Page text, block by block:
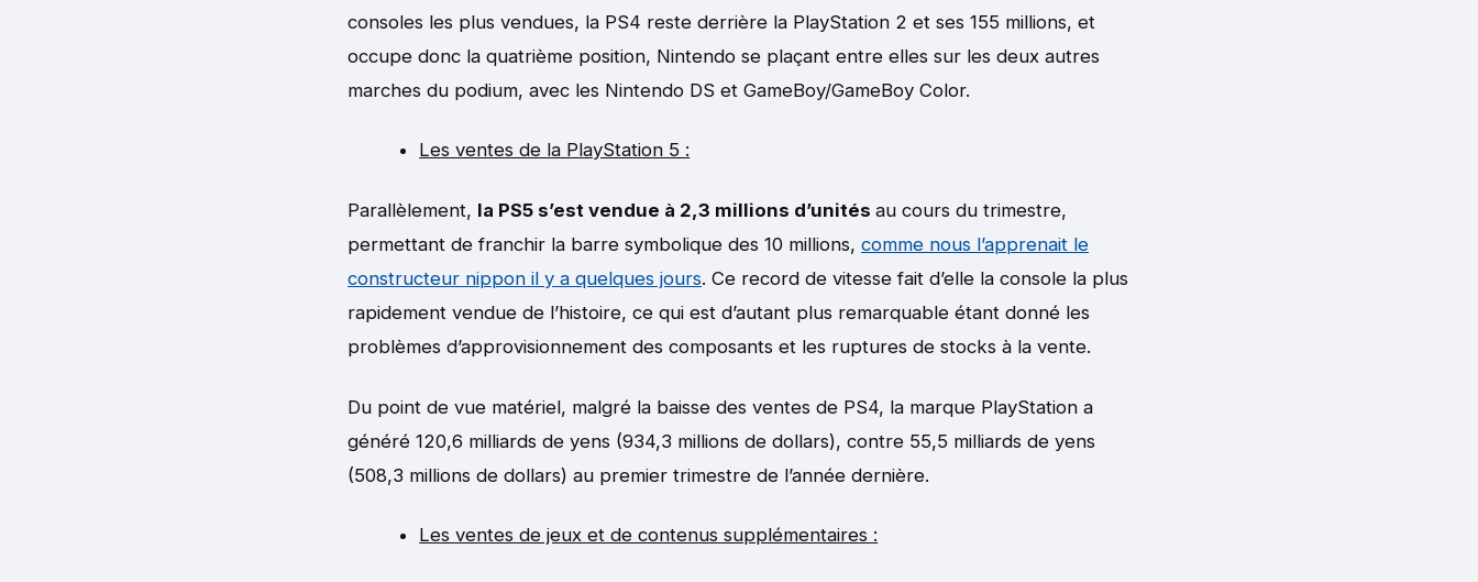
consoles les plus vendues, la PS4 reste derrière la PlayStation 2 et ses 155 millions, et
occupe donc la quatrième position, Nintendo se plaçant entre elles sur les deux autres
marches du podium, avec les Nintendo DS et GameBoy/GameBoy Color.
Les ventes de la PlayStation 5 :
Parallèlement, la PS5 s’est vendue à 2,3 ​​millions d’unités au cours du trimestre,
permettant de franchir la barre symbolique des 10 millions, comme nous l’apprenait le
constructeur nippon il y a quelques jours. Ce record de vitesse fait d’elle la console la plus
rapidement vendue de l’histoire, ce qui est d’autant plus remarquable étant donné les
problèmes d’approvisionnement des composants et les ruptures de stocks à la vente.
Du point de vue matériel, malgré la baisse des ventes de PS4, la marque PlayStation a
généré 120,6 milliards de yens (934,3 millions de dollars), contre 55,5 milliards de yens
(508,3 millions de dollars) au premier trimestre de l’année dernière.
Les ventes de jeux et de contenus supplémentaires :